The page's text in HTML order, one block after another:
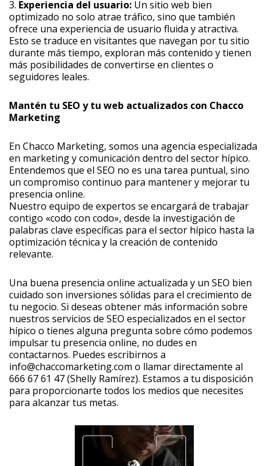
3. Experiencia del usuario: Un sitio web bien
optimizado no solo atrae tráfico, sino que también
ofrece una experiencia de usuario fluida y atractiva.
Esto se traduce en visitantes que navegan por tu sitio
durante más tiempo, exploran más contenido y tienen
más posibilidades de convertirse en clientes o
seguidores leales.
Mantén tu SEO y tu web actualizados con Chacco
Marketing
En Chacco Marketing, somos una agencia especializada
en marketing y comunicación dentro del sector hípico.
Entendemos que el SEO no es una tarea puntual, sino
un compromiso continuo para mantener y mejorar tu
presencia online.
Nuestro equipo de expertos se encargará de trabajar
contigo «codo con codo», desde la investigación de
palabras clave específicas para el sector hípico hasta la
optimización técnica y la creación de contenido
relevante.
Una buena presencia online actualizada y un SEO bien
cuidado son inversiones sólidas para el crecimiento de
tu negocio. Si deseas obtener más información sobre
nuestros servicios de SEO especializados en el sector
hípico o tienes alguna pregunta sobre cómo podemos
impulsar tu presencia online, no dudes en
contactarnos. Puedes escribirnos a
info@chaccomarketing.com o llamar directamente al
666 67 61 47 (Shelly Ramírez). Estamos a tu disposición
para proporcionarte todos los medios que necesites
para alcanzar tus metas.